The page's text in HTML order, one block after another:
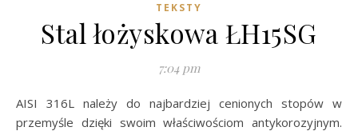
TEKSTY
Stal łożyskowa ŁH15SG
7:04 pm
AISI 316L należy do najbardziej cenionych stopów w
przemyśle dzięki swoim właściwościom antykorozyjnym.